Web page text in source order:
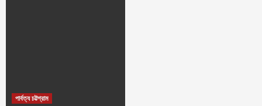
পার্বত্য চট্টগ্রাম